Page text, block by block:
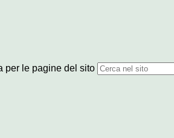
per le pagine del sito